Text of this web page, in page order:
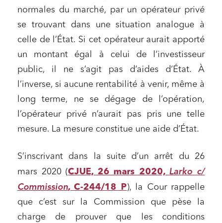
normales du marché, par un opérateur privé
se trouvant dans une situation analogue à
celle de l’État. Si cet opérateur aurait apporté
un montant égal à celui de l’investisseur
public, il ne s’agit pas d’aides d’État. À
l’inverse, si aucune rentabilité à venir, même à
long terme, ne se dégage de l’opération,
l’opérateur privé n’aurait pas pris une telle
mesure. La mesure constitue une aide d’État.
S’inscrivant dans la suite d’un arrêt du 26
mars 2020 (CJUE, 26 mars 2020, Larko c/
Commission, C-244/18 P), la Cour rappelle
que c’est sur la Commission que pèse la
charge de prouver que les conditions